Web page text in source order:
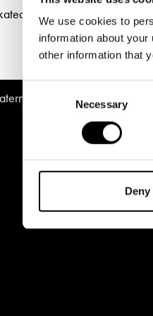
We use cookies to
information about
other information that
Necessary
Deny
© All Rights Reserved 2026